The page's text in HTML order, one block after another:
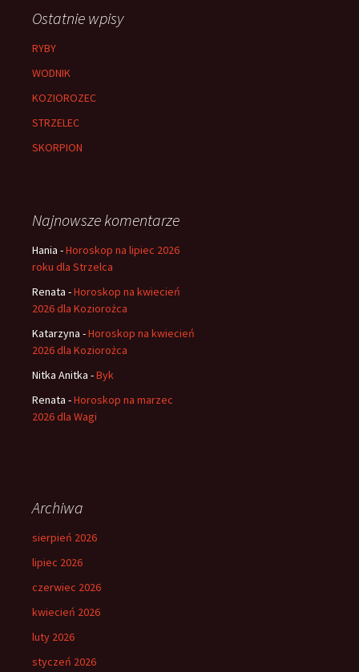
Ostatnie wpisy
RYBY
WODNIK
KOZIOROZEC
STRZELEC
SKORPION
Najnowsze komentarze
Hania -Horoskop na lipiec 2026
roku dla Strzelca
Renata -Horoskop na kwiecień
2026 dla Koziorożca
Katarzyna -Horoskop na kwiecień
2026 dla Koziorożca
Nitka Anitka -Byk
Renata -Horoskop na marzec
2026 dla Wagi
Archiwa
sierpień 2026
lipiec 2026
czerwiec 2026
kwiecień 2026
luty 2026
styczeń 2026